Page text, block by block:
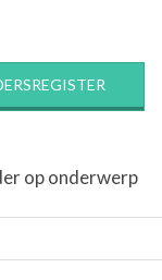
op onderwerp